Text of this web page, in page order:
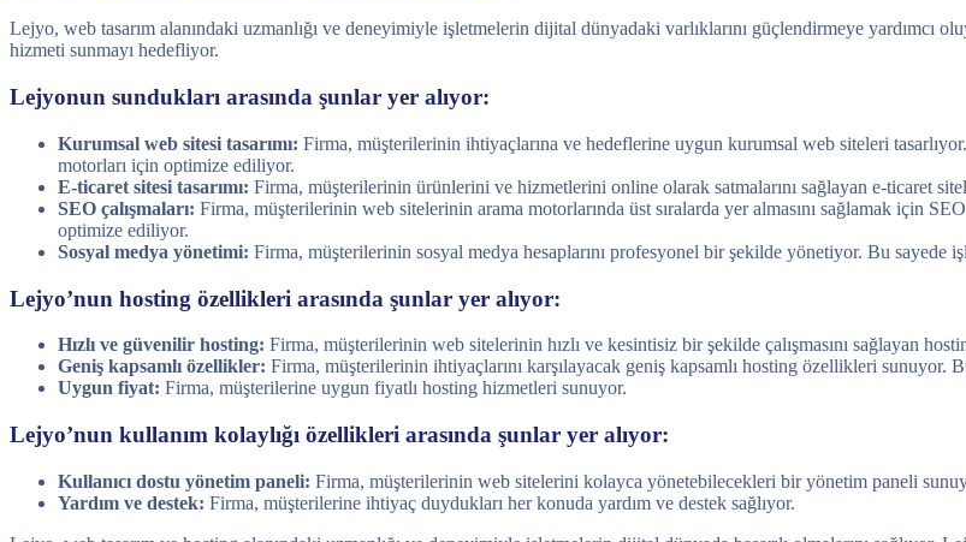
Lejyo, web tasarım alanındaki uzmanlığı ve deneyimiyle işletmelerin dijital dünyadaki varlıklarını güçlendirmeye
hizmeti sunmayı hedefliyor.
Lejyonun sundukları arasında şunlar yer alıyor:
Kurumsal web sitesi tasarımı: Firma, müşterilerinin ihtiyaçlarına ve hedeflerine uygun kurumsal web siteleri
motorları için optimize ediliyor.
E-ticaret sitesi tasarımı: Firma, müşterilerinin ürünlerini ve hizmetlerini online olarak satmalarını sağlayan e-ticaret
SEO çalışmaları: Firma, müşterilerinin web sitelerinin arama motorlarında üst sıralarda yer almasını sağlamak için
optimize ediliyor.
Sosyal medya yönetimi: Firma, müşterilerinin sosyal medya hesaplarını profesyonel bir şekilde yönetiyor. Bu sayede
Lejyo’nun hosting özellikleri arasında şunlar yer alıyor:
Hızlı ve güvenilir hosting: Firma, müşterilerinin web sitelerinin hızlı ve kesintisiz bir şekilde çalışmasını sağlayan
Geniş kapsamlı özellikler: Firma, müşterilerinin ihtiyaçlarını karşılayacak geniş kapsamlı hosting özellikleri sunuyor.
Uygun fiyat: Firma, müşterilerine uygun fiyatlı hosting hizmetleri sunuyor.
Lejyo’nun kullanım kolaylığı özellikleri arasında şunlar yer alıyor:
Kullanıcı dostu yönetim paneli: Firma, müşterilerinin web sitelerini kolayca yönetebilecekleri bir yönetim paneli
Yardım ve destek: Firma, müşterilerine ihtiyaç duydukları her konuda yardım ve destek sağlıyor.